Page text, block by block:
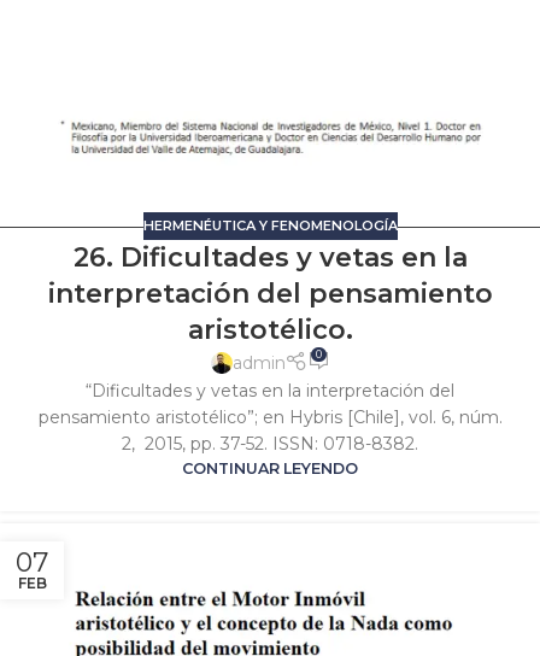
HERMENÉUTICA Y FENOMENOLOGÍA
26. Dificultades y vetas en la
interpretación del pensamiento
aristotélico.
admin 0
“Dificultades y vetas en la interpretación del
pensamiento aristotélico”; en Hybris [Chile], vol. 6, núm.
2, 2015, pp. 37-52. ISSN: 0718-8382.
CONTINUAR LEYENDO
07
FEB